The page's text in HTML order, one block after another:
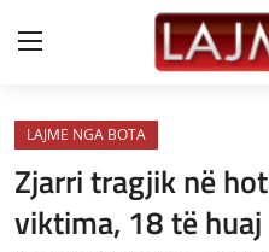
Shtëpi
LAJME MAQEDONI
LAJME NGA BOTA
Zjarri tragjik në
viktima, 18 të